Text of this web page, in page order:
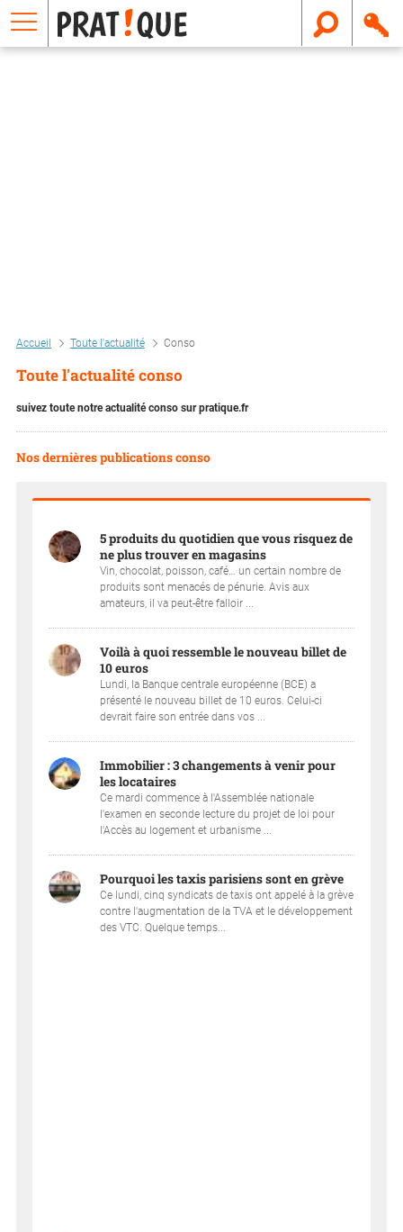
Accueil Toute l'actualité Conso
Toute l'actualité conso
suivez toute notre actualité conso sur pratique.fr
Nos dernières publications conso
5 produits du quotidien que vous risquez de
ne plus trouver en magasins
Vin, chocolat, poisson, café… un certain nombre de
produits sont menacés de pénurie. Avis aux
amateurs, il va peut-être falloir ...
Voilà à quoi ressemble le nouveau billet de
10 euros
Lundi, la Banque centrale européenne (BCE) a
présenté le nouveau billet de 10 euros. Celui-ci
devrait faire son entrée dans vos ...
Immobilier : 3 changements à venir pour
les locataires
Ce mardi commence à l'Assemblée nationale
l'examen en seconde lecture du projet de loi pour
l'Accès au logement et urbanisme ...
Pourquoi les taxis parisiens sont en grève
Ce lundi, cinq syndicats de taxis ont appelé à la grève
contre l'augmentation de la TVA et le développement
des VTC. Quelque temps...
E
m
a